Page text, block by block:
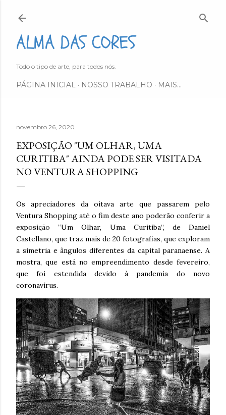
ALMA DAS CORES
Todo o tipo de arte, para todos nós.
PÁGINA INICIAL NOSSO TRABALHO MAIS…
novembro 26, 2020
EXPOSIÇÃO "UM OLHAR, UMA
CURITIBA" AINDA PODE SER VISITADA
NO VENTURA SHOPPING
Os apreciadores da oitava arte que passarem pelo
Ventura Shopping até o fim deste ano poderão conferir a
exposição “Um Olhar, Uma Curitiba”, de Daniel
Castellano, que traz mais de 20 fotografias, que exploram
a simetria e ângulos diferentes da capital paranaense. A
mostra, que está no empreendimento desde fevereiro,
que foi estendida devido à pandemia do novo
coronavírus.